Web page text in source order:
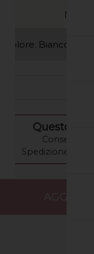
Questo è
Consegna
Spedizione